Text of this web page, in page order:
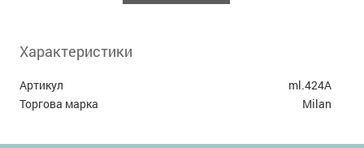
Характеристики
Артикул
ml.424A
Торгова марка
Milan